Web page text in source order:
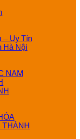
– Uy Tín
Hà Nội
NAM
THÀNH